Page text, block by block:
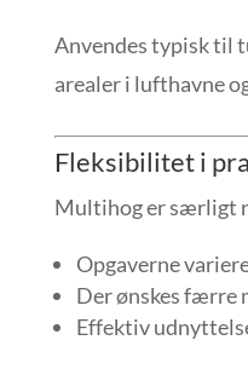
Anvendes typisk til
arealer i lufthavne
Fleksibilitet i
Multihog er særligt
Opgaverne
Der ønskes færre
Effektiv